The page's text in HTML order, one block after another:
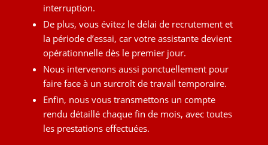
interruption.
De plus, vous évitez le délai de recrutement et
la période d’essai, car votre assistante devient
opérationnelle dès le premier jour.
Nous intervenons aussi ponctuellement pour
faire face à un surcroît de travail temporaire.
Enfin, nous vous transmettons un compte
rendu détaillé chaque fin de mois, avec toutes
les prestations effectuées.